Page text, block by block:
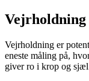
Vejrholdning
Vejrholdning er
eneste måling på,
giver ro i krop og